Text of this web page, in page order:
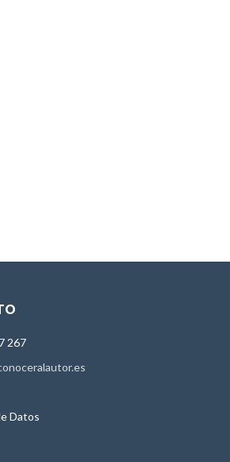
267
Datos